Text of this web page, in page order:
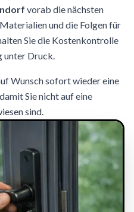
vorab die nächsten
und die Folgen für
Sie die Kostenkontrolle
unter Druck.
Wunsch sofort wieder eine
Sie nicht auf eine
sind.